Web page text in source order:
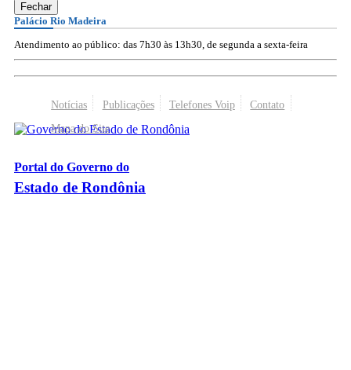
Fechar
Palácio Rio Madeira
Atendimento ao público: das 7h30 às 13h30, de segunda a sexta-feira
Notícias Publicações Telefones Voip
Contato
Mapa do Site
Portal do Governo do
Estado de Rondônia